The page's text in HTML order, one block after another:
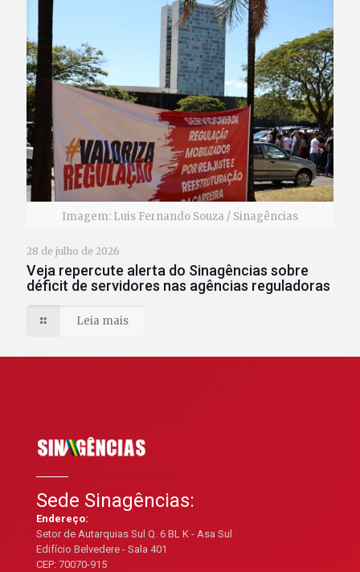
Imagem: Luis Fernando Souza / Sinagências
28 de julho de 2026
Veja repercute alerta do Sinagências sobre
déficit de servidores nas agências reguladoras
Leia mais
Sede Sinagências:
Endereço:
Setor de Autarquias Sul Q. 6 BL K - Asa Sul
Edifício Belvedere - Sala 401
CEP: 70070-915